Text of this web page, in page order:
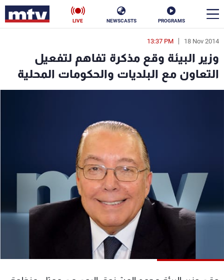
PROGRAMS
NEWSCASTS
LIVE
18 Nov 2014
13:37 PM
وزير البيئة وقع مذكرة تفاهم لتفعيل
التعاون مع البلديات والحكومات المحلية
en
الأخبار
سياسة ناس
رياضة
البرامج
جدول البرامج